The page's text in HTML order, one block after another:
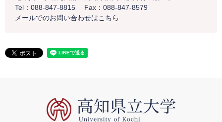
Tel：088-847-8815
Fax：088-847-8579
メールでのお問い合わせはこちら